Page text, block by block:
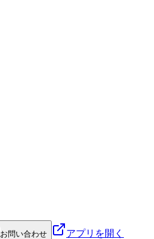
お問い合わせ アプリを開く